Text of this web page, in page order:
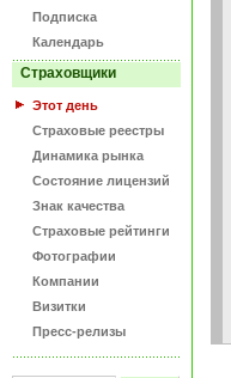
Подписка
Календарь
Страховщики
Этот день
Страховые реестры
Динамика рынка
Состояние лицензий
Знак качества
Страховые рейтинги
Фотографии
Компании
Визитки
Пресс-релизы